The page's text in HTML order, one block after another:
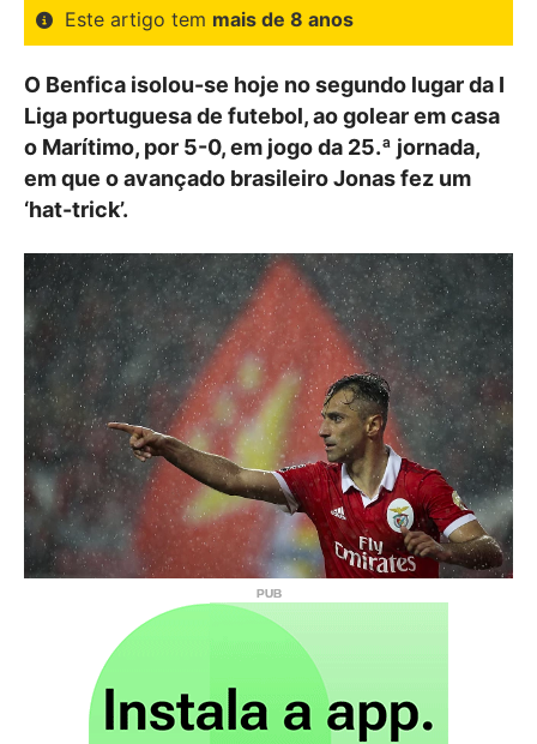
Este artigo tem mais de 8 anos
O Benfica isolou-se hoje no segundo lugar da I
Liga portuguesa de futebol, ao golear em casa
o Marítimo, por 5-0, em jogo da 25.ª jornada,
em que o avançado brasileiro Jonas fez um
‘hat-trick’.